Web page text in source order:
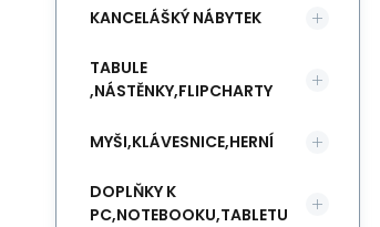
KANCELÁŠKÝ NÁBYTEK
TABULE
,NÁSTĚNKY,FLIPCHARTY
MYŠI,KLÁVESNICE,HERNÍ
DOPLŇKY K
PC,NOTEBOOKU,TABLETU